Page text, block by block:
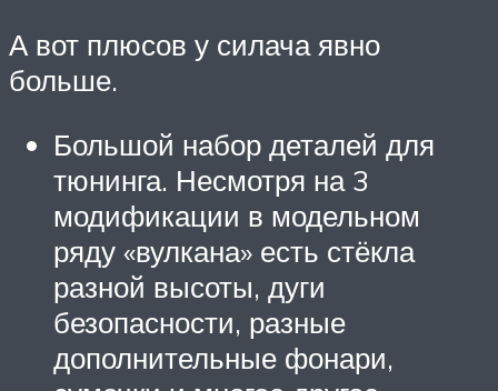
А вот плюсов у силача явно
больше.
Большой набор деталей для
тюнинга. Несмотря на 3
модификации в модельном
ряду «вулкана» есть стёкла
разной высоты, дуги
безопасности, разные
дополнительные фонари,